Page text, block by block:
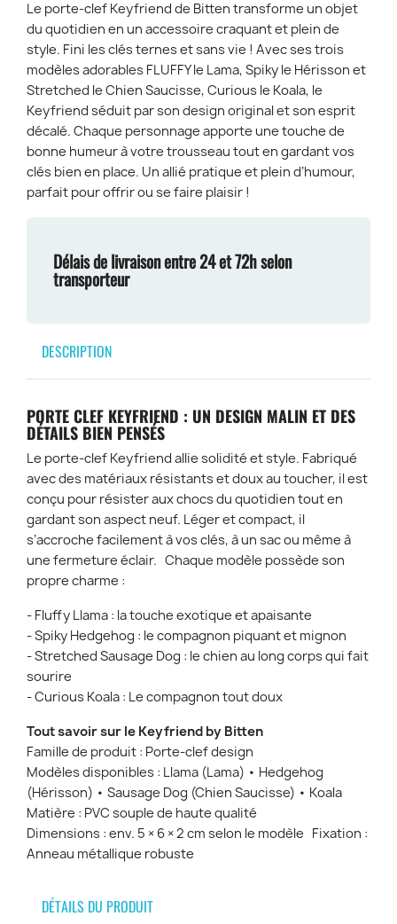
CHIEN
SAUCISSE
KF
Le porte-clef Keyfriend de Bitten transforme un objet
du quotidien en un accessoire craquant et plein de
style. Fini les clés ternes et sans vie ! Avec ses trois
modèles adorables FLUFFY le Lama, Spiky le Hérisson et
Stretched le Chien Saucisse, Curious le Koala, le
Keyfriend séduit par son design original et son esprit
décalé. Chaque personnage apporte une touche de
bonne humeur à votre trousseau tout en gardant vos
clés bien en place. Un allié pratique et plein d’humour,
parfait pour offrir ou se faire plaisir !
Délais de livraison entre 24 et 72h selon
transporteur
DESCRIPTION
PORTE CLEF KEYFRIEND : UN DESIGN MALIN ET DES
DÉTAILS BIEN PENSÉS
Le porte-clef Keyfriend allie solidité et style. Fabriqué
avec des matériaux résistants et doux au toucher, il est
conçu pour résister aux chocs du quotidien tout en
gardant son aspect neuf. Léger et compact, il
s’accroche facilement à vos clés, à un sac ou même à
une fermeture éclair. Chaque modèle possède son
propre charme :
- Fluffy Llama : la touche exotique et apaisante
- Spiky Hedgehog : le compagnon piquant et mignon
- Stretched Sausage Dog : le chien au long corps qui fait
sourire
- Curious Koala : Le compagnon tout doux
Tout savoir sur le Keyfriend by Bitten
Famille de produit : Porte-clef design
Modèles disponibles : Llama (Lama) • Hedgehog
(Hérisson) • Sausage Dog (Chien Saucisse) • Koala
Matière : PVC souple de haute qualité
Dimensions : env. 5 × 6 × 2 cm selon le modèle Fixation :
Anneau métallique robuste
DÉTAILS DU PRODUIT